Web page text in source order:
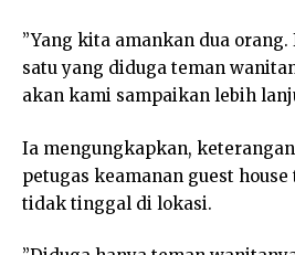
”Yang kita amankan dua
satu yang diduga teman
akan kami sampaikan lebih
Ia mengungkapkan,
petugas keamanan guest
tidak tinggal di lokasi.